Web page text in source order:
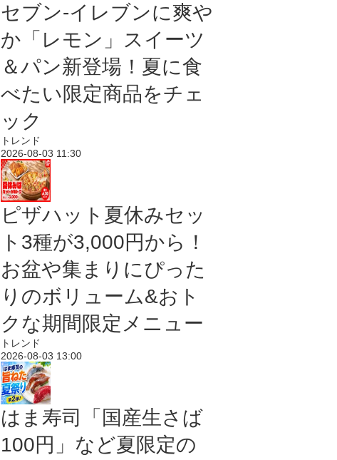
セブン‐イレブンに爽や
か「レモン」スイーツ
＆パン新登場！夏に食
べたい限定商品をチェ
ック
トレンド
2026-08-03 11:30
ピザハット夏休みセッ
ト3種が3,000円から！
お盆や集まりにぴった
りのボリューム&おト
クな期間限定メニュー
トレンド
2026-08-03 13:00
はま寿司「国産生さば
100円」など夏限定の